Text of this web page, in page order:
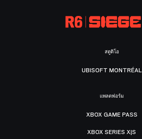
สตูดิโอ
UBISOFT MONTRÉAL
แพลตฟอร์ม
XBOX GAME PASS
XBOX SERIES X|S